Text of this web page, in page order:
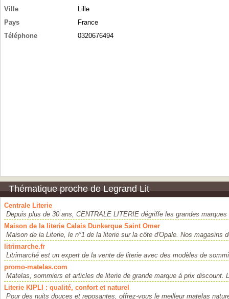
Ville
Lille
Pays
France
Téléphone
0320676494
Thématique proche de Legrand Lit
Centrale Literie
Depuis plus de 30 ans, CENTRALE LITERIE dégriffe les grandes
Maison de la literie Calais Dunkerque Saint Omer
Maison de la Literie, le n°1 de la literie sur la côte d'Opale. Nos magasins
litrimarche.fr
Litrimarché est un expert de la vente de literie avec des modèles de
promo-matelas.com
Matelas, sommiers et articles de literie de grande marque à prix discount.
Literie KIPLI : qualité, confort et naturel
Pour des nuits douces et reposantes, offrez-vous le meilleur matelas